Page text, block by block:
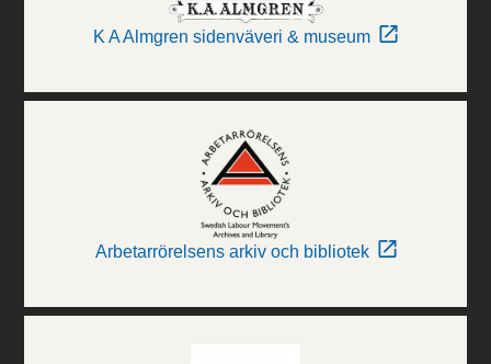
K A Almgren sidenväveri & museum
Arbetarrörelsens arkiv och bibliotek